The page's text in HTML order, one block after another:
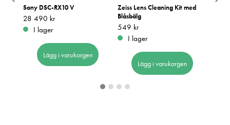
Sony DSC-RX10 V
Pris :28 490 kr
28 490 kr
I lager
Lägg i varukorgen
Zeiss Lens Cleaning Kit med
Blåsbälg
Pris: 549 kr
549 kr
I lager
Lägg i varukorgen